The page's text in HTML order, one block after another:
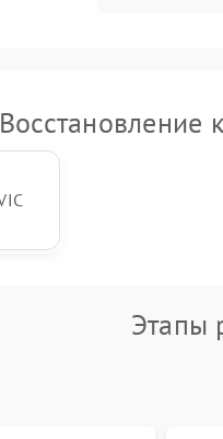
Восстановление
Этапы